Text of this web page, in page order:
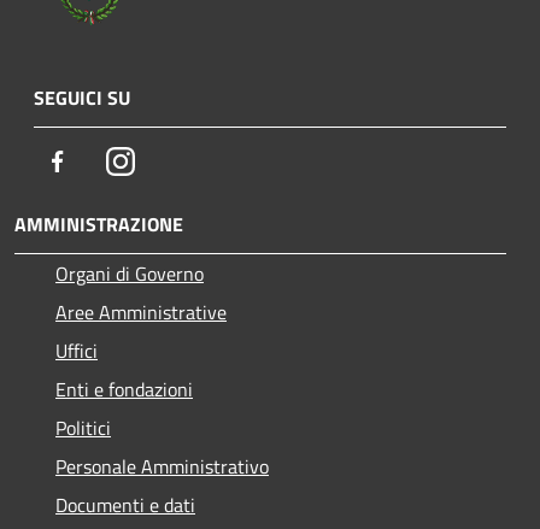
SEGUICI SU
FacebookInstagram
AMMINISTRAZIONE
Organi di Governo
Aree Amministrative
Uffici
Enti e fondazioni
Politici
Personale Amministrativo
Documenti e dati